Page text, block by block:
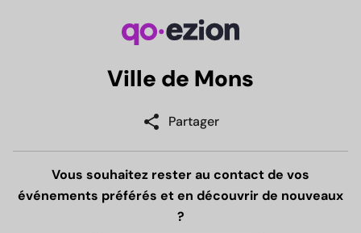
Ville de Mons
share Partager
Vous souhaitez rester au contact de vos
événements préférés et en découvrir de nouveaux
?